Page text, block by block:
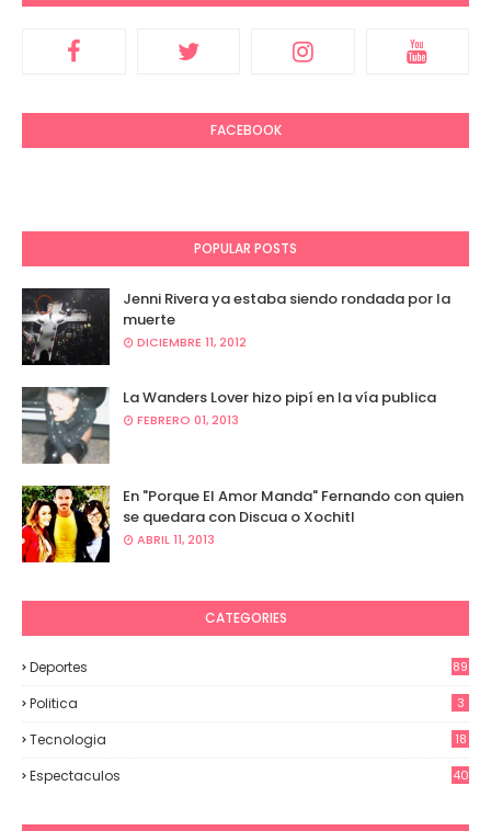
FACEBOOK
POPULAR POSTS
Jenni Rivera ya estaba siendo rondada por la
muerte
DICIEMBRE 11, 2012
La Wanders Lover hizo pipí en la vía publica
FEBRERO 01, 2013
En "Porque El Amor Manda" Fernando con quien
se quedara con Discua o Xochitl
ABRIL 11, 2013
CATEGORIES
Deportes 89
Politica 3
Tecnologia 18
Espectaculos
40